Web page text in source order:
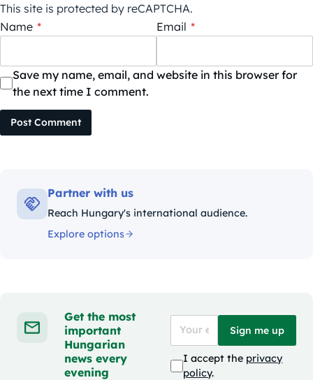
This site is protected by reCAPTCHA.
Name * Email *
Save my name, email, and website in this browser for
the next time I comment.
Post Comment
Partner with us
Reach Hungary's international audience.
Explore options
Get the most
important
Hungarian
news every
evening
Sign me up
I accept the privacy
policy.